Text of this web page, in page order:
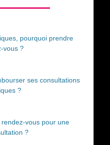
pourquoi prendre
vous ?
ses consultations
?
vous pour une
?